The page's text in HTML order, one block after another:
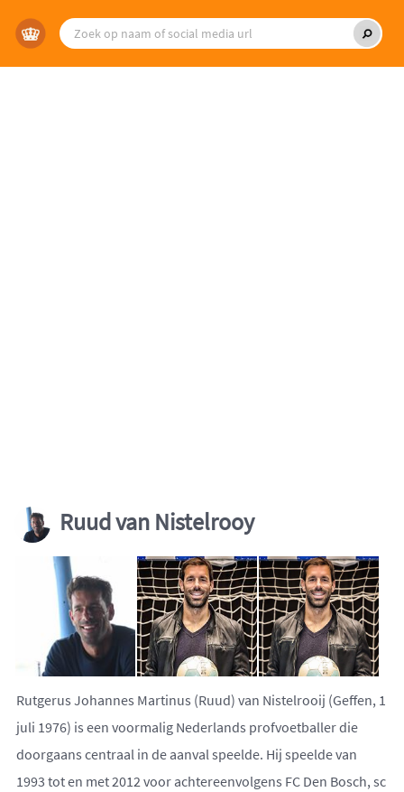
Ruud van Nistelrooy
Rutgerus Johannes Martinus (Ruud) van Nistelrooij (Geffen, 1
juli 1976) is een voormalig Nederlands profvoetballer die
doorgaans centraal in de aanval speelde. Hij speelde van
1993 tot en met 2012 voor achtereenvolgens FC Den Bosch, sc